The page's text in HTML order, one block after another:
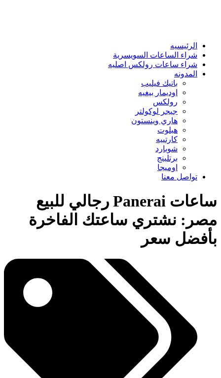
الرئيسيه
شراء الساعات السويسرية
شراء ساعات رولكس اصليه
المدونه
باتيك فيليب
اوديمار بيغيه
رولكس
جيجر لوكولتر
هاري وينستون
هبلوت
كارتييه
شوبارد
برتلينج
اوميجا
تواصل معنا
ساعات Panerai رجالي للبيع
مصر: نشتري ساعتك الفاخرة
بأفضل سعر